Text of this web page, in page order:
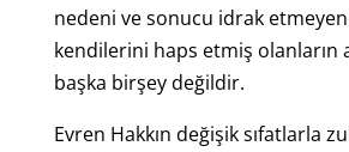
nedeni ve sonucu idrak
kendilerini haps etmiş olanların
başka birşey değildir.
Evren Hakkın değişik sıfatlarla